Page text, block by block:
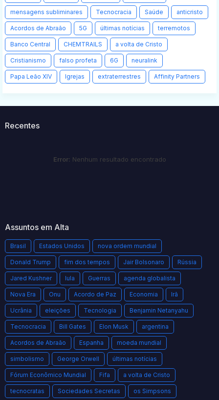
mensagens subliminares Tecnocracia Saúde anticristo
Acordos de Abraão 5G últimas notícias terremotos
Banco Central CHEMTRAILS a volta de Cristo
Cristianismo falso profeta 6G neuralink
Papa Leão XIV Igrejas extraterrestres Affinity Partners
Recentes
Error: Nenhum resultado encontrado
Assuntos em Alta
Brasil Estados Unidos nova ordem mundial
Donald Trump fim dos tempos Jair Bolsonaro Rússia
Jared Kushner lula Guerras agenda globalista
Nova Era Onu Acordo de Paz Economia Irã
Ucrânia eleições Tecnologia Benjamin Netanyahu
Tecnocracia Bill Gates Elon Musk argentina
Acordos de Abraão Espanha moeda mundial
simbolismo George Orwell últimas notícias
Fórum Econômico Mundial Fifa a volta de Cristo
tecnocratas Sociedades Secretas os Simpsons